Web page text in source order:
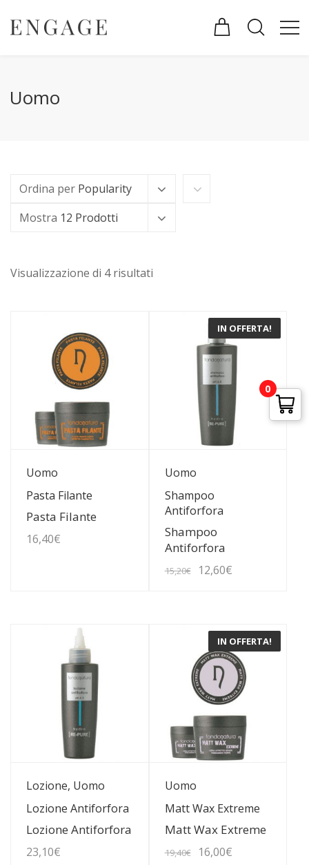
Uomo
Ordina per Popularity
Mostra 12 Prodotti
Visualizzazione di 4 risultati
Uomo
Pasta Filante
Pasta Filante
16,40€
IN OFFERTA!
Uomo
Shampoo
Antiforfora
Shampoo
Antiforfora
15,20€
Il
15,20€.
12,60€
è:
12,60€.
Guarda Dettagli
Lozione, Uomo
Lozione Antiforfora
Lozione Antiforfora
23,10€
IN OFFERTA!
Uomo
Matt Wax Extreme
Matt Wax Extreme
19,40€
Il16,00€
0